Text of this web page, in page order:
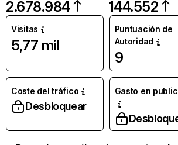
2.678.984 144.552
Visitas
5,77 mil
Puntuación de
Autoridad
9
Coste del tráfico
Desbloquear
Gasto en